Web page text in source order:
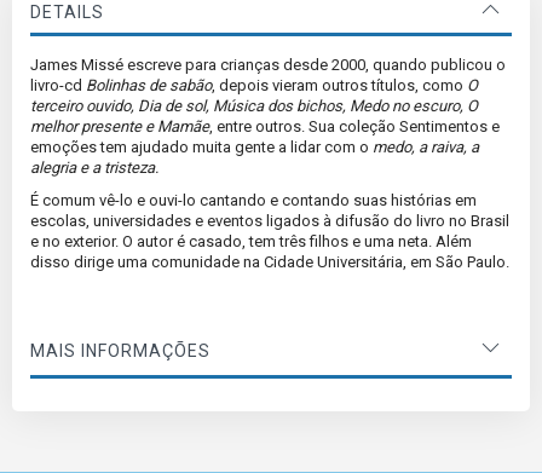
DETAILS
James Missé escreve para crianças desde 2000, quando publicou o
livro-cd Bolinhas de sabão, depois vieram outros títulos, como O
terceiro ouvido, Dia de sol, Música dos bichos, Medo no escuro, O
melhor presente e Mamãe, entre outros. Sua coleção Sentimentos e
emoções tem ajudado muita gente a lidar com o medo, a raiva, a
alegria e a tristeza.
É comum vê-lo e ouvi-lo cantando e contando suas histórias em
escolas, universidades e eventos ligados à difusão do livro no Brasil
e no exterior. O autor é casado, tem três filhos e uma neta. Além
disso dirige uma comunidade na Cidade Universitária, em São Paulo.
MAIS INFORMAÇÕES